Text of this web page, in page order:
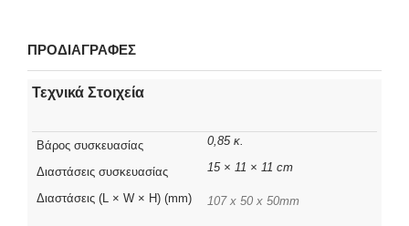
ΠΡΟΔΙΑΓΡΑΦΕΣ
Τεχνικά Στοιχεία
Βάρος συσκευασίας 0,85 κ.
Διαστάσεις συσκευασίας 15 × 11 × 11 cm
Διαστάσεις (L × W × H) (mm) 107 x 50 x 50mm